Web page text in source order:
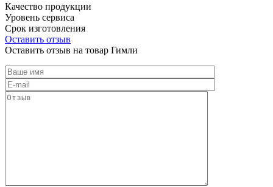
Качество продукции
Уровень сервиса
Срок изготовления
Оставить отзыв
Оставить отзыв на товар Гимли